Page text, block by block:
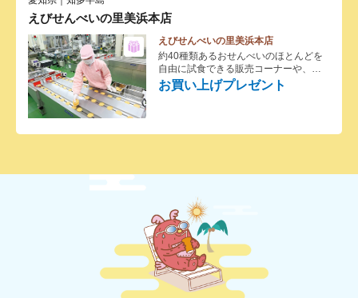
えびせんべいの里美浜本店
えびせんべいの里美浜本店
お買い上げプレゼント
約40種類あるおせんべいのほとんどを
自由に試食できる販売コーナーや、無
料のコーヒー・お茶を飲むことができ
る休憩コーナーもあり、つい長居して